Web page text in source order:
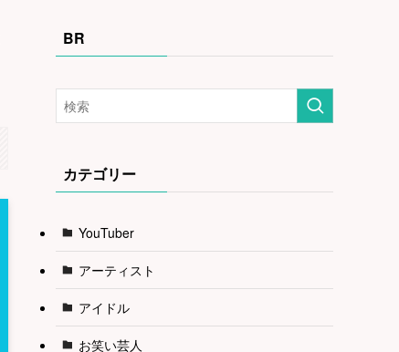
BR
カテゴリー
YouTuber
アーティスト
アイドル
お笑い芸人